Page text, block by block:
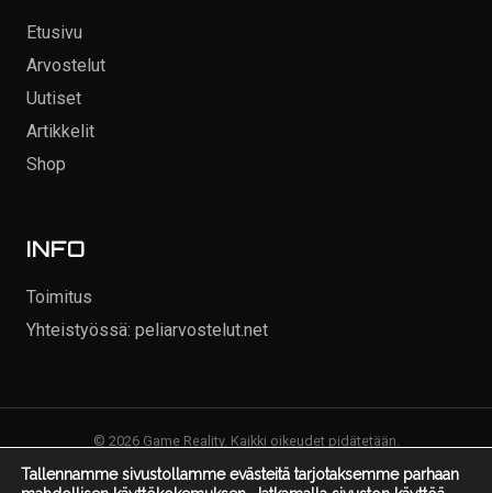
Tallennamme sivustollamme evästeitä tarjotaksemme parhaan
Etusivu
Arvostelut
Uutiset
Artikkelit
Shop
INFO
Toimitus
Yhteistyössä: peliarvostelut.net
© 2026 Game Reality. Kaikki oikeudet pidätetään.